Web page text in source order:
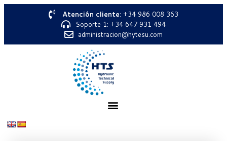
Atención cliente: +34 986 008 363
Soporte 1: +34 647 931 494
administracion@hytesu.com